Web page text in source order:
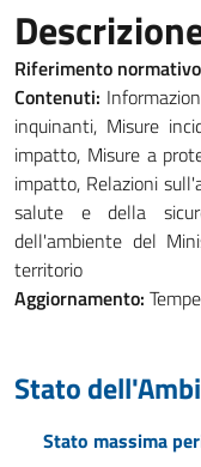
Riferimento
Contenuti:
inquinanti, Misure
impatto, Misure a
impatto, Relazioni
salute e della
dell'ambiente del
territorio
Aggiornamento:
Stato
Stato massima